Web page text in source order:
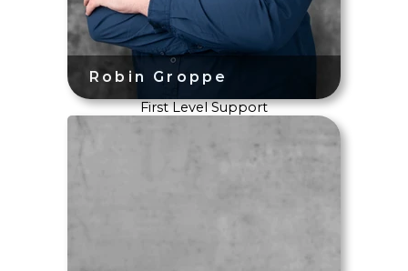
First Level Support